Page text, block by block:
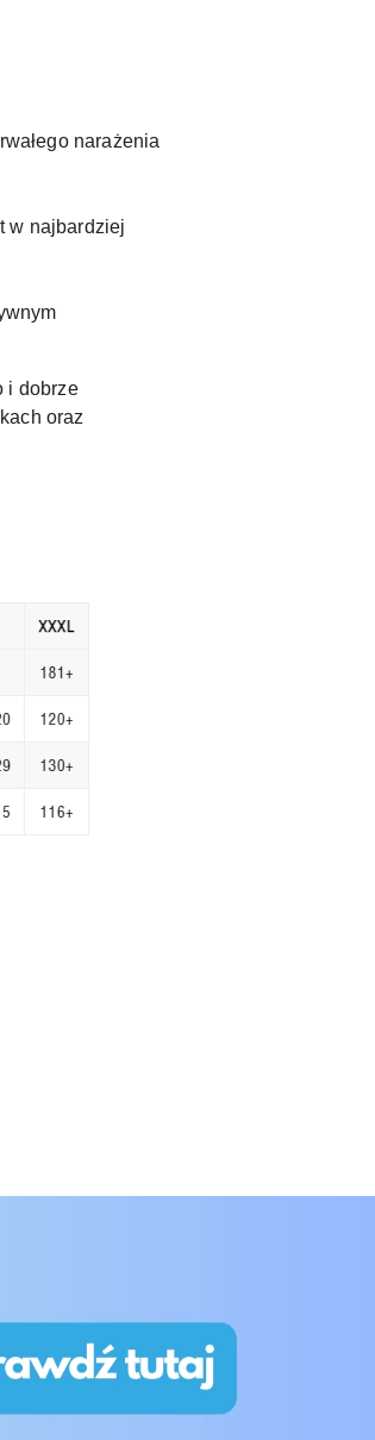
narażenia
w najbardziej
i dobrze
oraz